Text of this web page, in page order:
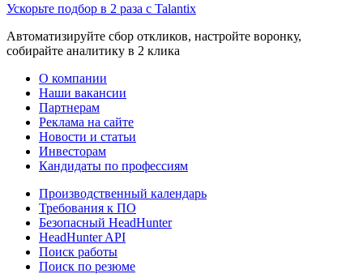
Ускорьте подбор в 2 раза с Talantix
Автоматизируйте сбор откликов, настройте воронку,
собирайте аналитику в 2 клика
О компании
Наши вакансии
Партнерам
Реклама на сайте
Новости и статьи
Инвесторам
Кандидаты по профессиям
Производственный календарь
Требования к ПО
Безопасный HeadHunter
HeadHunter API
Поиск работы
Поиск по резюме